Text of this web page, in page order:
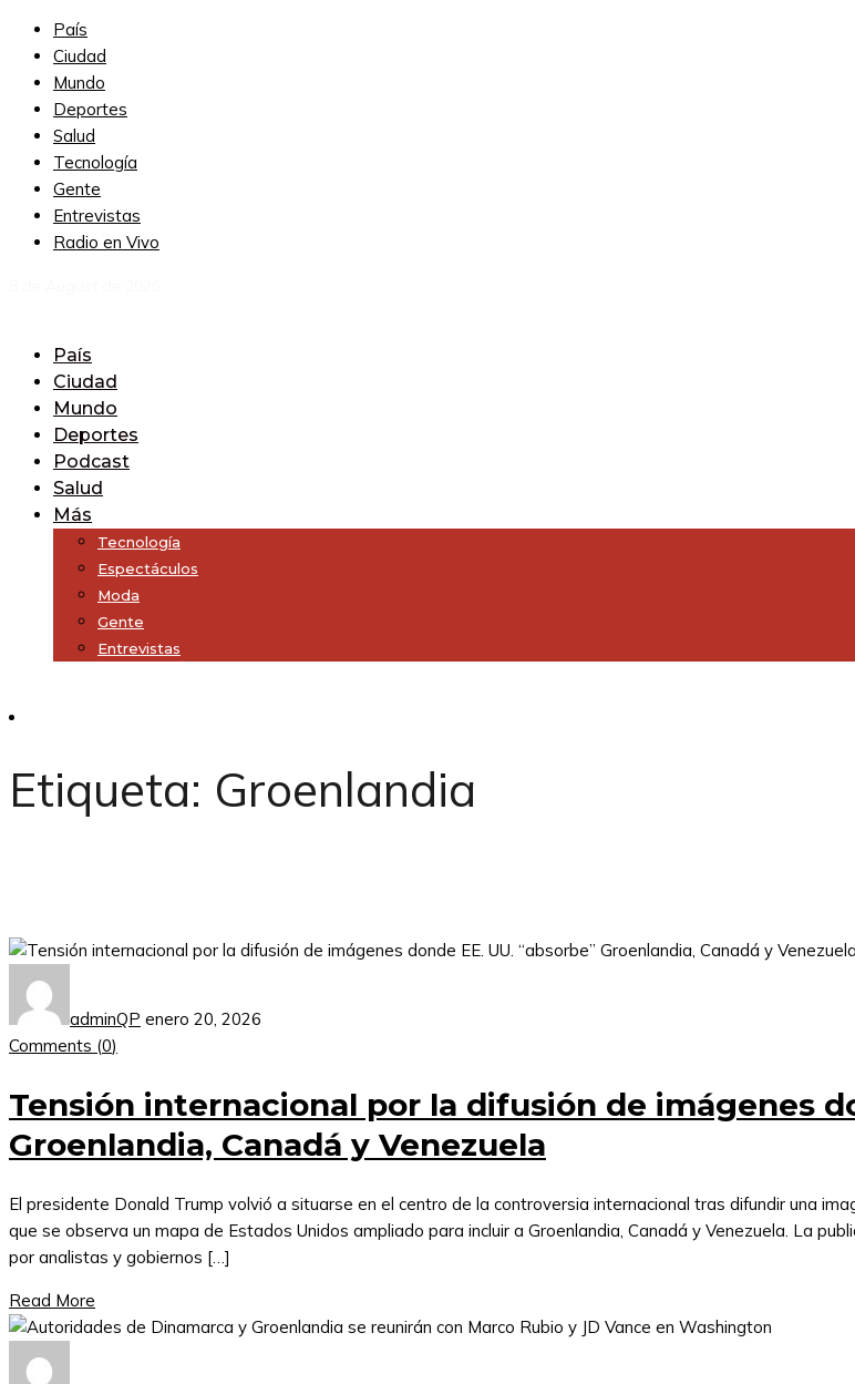
País
Ciudad
Mundo
Deportes
Salud
Tecnología
Gente
Entrevistas
Radio en Vivo
País
Ciudad
Mundo
Deportes
Podcast
Salud
Más
Tecnología
Espectáculos
Moda
Gente
Entrevistas
Etiqueta: Groenlandia
adminQP enero 20, 2026
Comments (0)
Tensión internacional por la difusión de imágenes
Groenlandia, Canadá y Venezuela
El presidente Donald Trump volvió a situarse en el centro de la controversia internacional tras difundir una
que se observa un mapa de Estados Unidos ampliado para incluir a Groenlandia, Canadá y Venezuela. La
por analistas y gobiernos […]
Read More